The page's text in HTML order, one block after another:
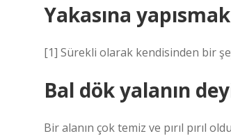
Yakasına
[1] Sürekli olarak kendisinden bir
Bal dök yalanın
Bir alanın çok temiz ve pırıl pırıl